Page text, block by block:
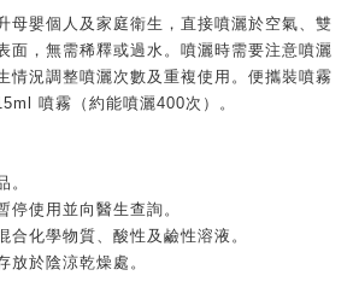
母嬰個人及家庭衛生，直接噴灑於空氣、雙
面，無需稀釋或過水。噴灑時需要注意噴灑
情況調整噴灑次數及重複使用。便攜裝噴霧
噴霧（約能噴灑400次）。
。
停使用並向醫生查詢。
合化學物質、酸性及鹼性溶液。
放於陰涼乾燥處。